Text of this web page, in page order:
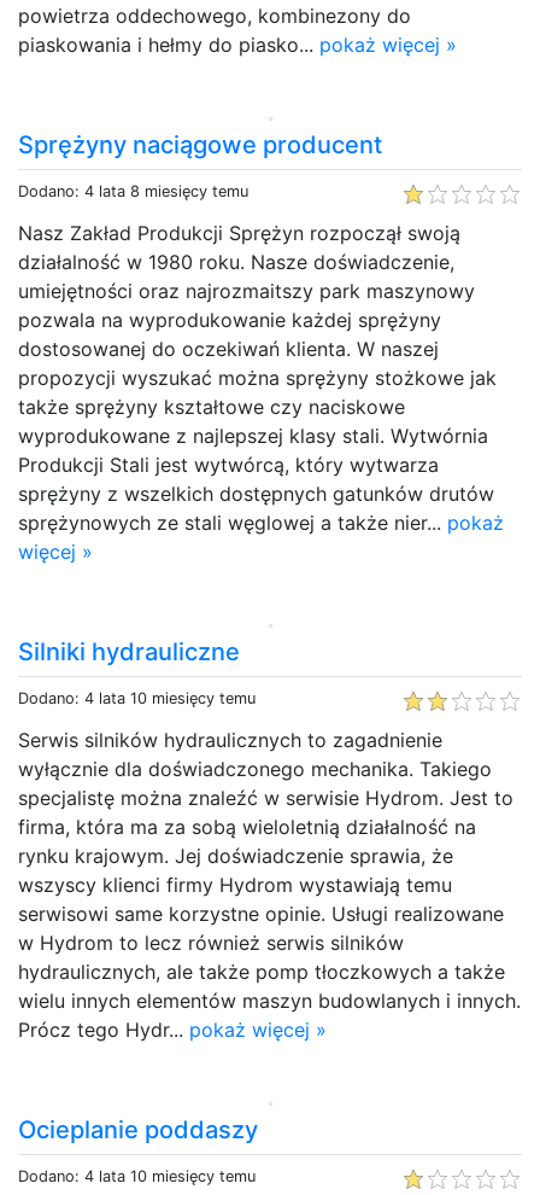
powietrza oddechowego, kombinezony do
piaskowania i hełmy do piasko... pokaż więcej »
Sprężyny naciągowe producent
Dodano: 4 lata 8 miesięcy temu
Nasz Zakład Produkcji Sprężyn rozpoczął swoją
działalność w 1980 roku. Nasze doświadczenie,
umiejętności oraz najrozmaitszy park maszynowy
pozwala na wyprodukowanie każdej sprężyny
dostosowanej do oczekiwań klienta. W naszej
propozycji wyszukać można sprężyny stożkowe jak
także sprężyny kształtowe czy naciskowe
wyprodukowane z najlepszej klasy stali. Wytwórnia
Produkcji Stali jest wytwórcą, który wytwarza
sprężyny z wszelkich dostępnych gatunków drutów
sprężynowych ze stali węglowej a także nier... pokaż
więcej »
Silniki hydrauliczne
Dodano: 4 lata 10 miesięcy temu
Serwis silników hydraulicznych to zagadnienie
wyłącznie dla doświadczonego mechanika. Takiego
specjalistę można znaleźć w serwisie Hydrom. Jest to
firma, która ma za sobą wieloletnią działalność na
rynku krajowym. Jej doświadczenie sprawia, że
wszyscy klienci firmy Hydrom wystawiają temu
serwisowi same korzystne opinie. Usługi realizowane
w Hydrom to lecz również serwis silników
hydraulicznych, ale także pomp tłoczkowych a także
wielu innych elementów maszyn budowlanych i innych.
Prócz tego Hydr... pokaż więcej »
Ocieplanie poddaszy
Dodano: 4 lata 10 miesięcy temu